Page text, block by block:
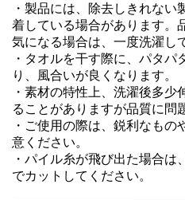
・製品には、除去しきれな
着している場合があります。
気になる場合は、一度洗濯し
・タオルを干す際に、パタ
り、風合いが良くなります。
・素材の特性上、洗濯後多少
ることがありますが品質に問
・ご使用の際は、鋭利なも
意ください。
・パイル糸が飛び出た場合は
でカットしてください。